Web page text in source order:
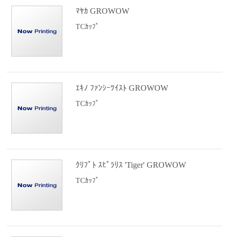
ﾏﾔｶ GROWOW
TCｶｯﾌﾟ
ｴｷﾉ ﾌｧﾝｼｰﾂｲｽﾄ GROWOW
TCｶｯﾌﾟ
ｸﾘﾌﾟﾄ ｽﾋﾟﾗﾘｽ 'Tiger' GROWOW
TCｶｯﾌﾟ